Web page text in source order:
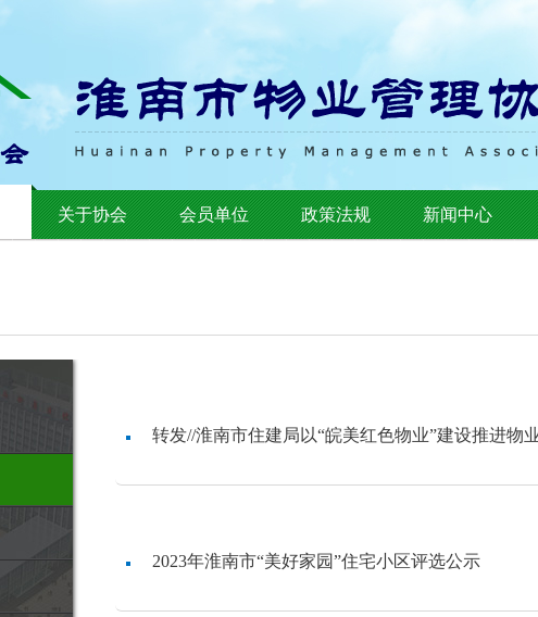
关于协会 会员单位 政策法规 新闻中心
转发//淮南市住建局以“皖美红色物业”建设推进物
2023年淮南市“美好家园”住宅小区评选公示